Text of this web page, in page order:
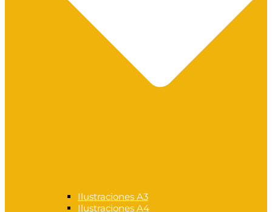
Ilustraciones A3
Ilustraciones A4